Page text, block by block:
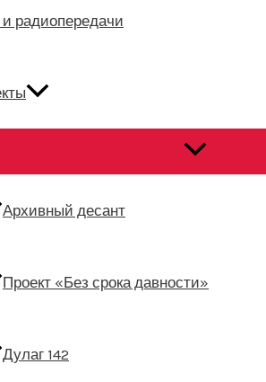
и радиопередачи
Архивный десант
Проект «Без срока давности»
Дулаг 142